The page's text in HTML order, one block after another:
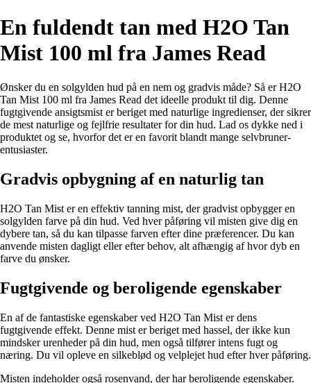
En fuldendt tan med H2O Tan
Mist 100 ml fra James Read
Ønsker du en solgylden hud på en nem og gradvis måde? Så er H2O
Tan Mist 100 ml fra James Read det ideelle produkt til dig. Denne
fugtgivende ansigtsmist er beriget med naturlige ingredienser, der sikrer
de mest naturlige og fejlfrie resultater for din hud. Lad os dykke ned i
produktet og se, hvorfor det er en favorit blandt mange selvbruner-
entusiaster.
Gradvis opbygning af en naturlig tan
H2O Tan Mist er en effektiv tanning mist, der gradvist opbygger en
solgylden farve på din hud. Ved hver påføring vil misten give dig en
dybere tan, så du kan tilpasse farven efter dine præferencer. Du kan
anvende misten dagligt eller efter behov, alt afhængig af hvor dyb en
farve du ønsker.
Fugtgivende og beroligende egenskaber
En af de fantastiske egenskaber ved H2O Tan Mist er dens
fugtgivende effekt. Denne mist er beriget med hassel, der ikke kun
mindsker urenheder på din hud, men også tilfører intens fugt og
næring. Du vil opleve en silkeblød og velplejet hud efter hver påføring.
Misten indeholder også rosenvand, der har beroligende egenskaber.